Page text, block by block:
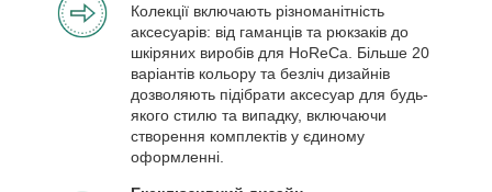
Колекції включають різноманітність
аксесуарів: від гаманців та рюкзаків до
шкіряних виробів для HoReCa. Більше 20
варіантів кольору та безліч дизайнів
дозволяють підібрати аксесуар для будь-
якого стилю та випадку, включаючи
створення комплектів у єдиному
оформленні.